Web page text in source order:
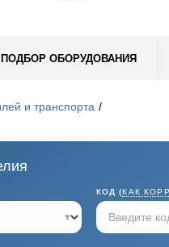
ПОДБОР ОБОРУДОВАНИЯ
и транспорта
▾
КОД (КАК